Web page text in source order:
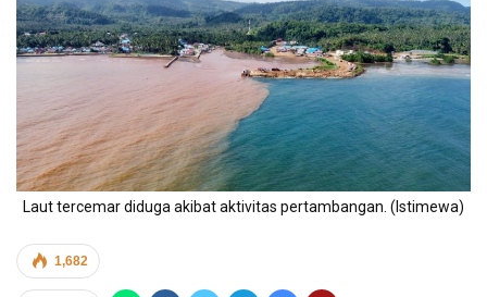
Laut tercemar diduga akibat aktivitas pertambangan. (Istimewa)
1,682